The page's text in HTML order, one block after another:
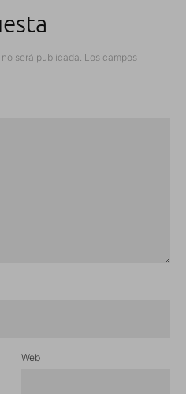
será publicada. Los campos
Web